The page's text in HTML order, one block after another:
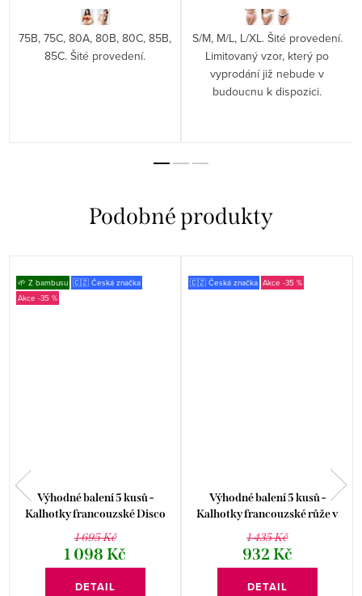
75B, 75C, 80A, 80B, 80C, 85B,
85C. Šité provedení.
S/M, M/L, L/XL. Šité provedení.
Limitovaný vzor, který po
vyprodání již nebude v
budoucnu k dispozici.
🌱 Z bambusu 🇨🇿 Česká značka
-35 %
Výhodné balení 5 kusů -
Kalhotky francouzské Disco
Bamboo I 14145P
1 695 Kč
1 098 Kč
DETAIL
🇨🇿 Česká značka -35 %
Výhodné balení 5 kusů -
Kalhotky francouzské růže v
pase kolekce Disco 19 14163P
1 435 Kč
932 Kč
DETAIL